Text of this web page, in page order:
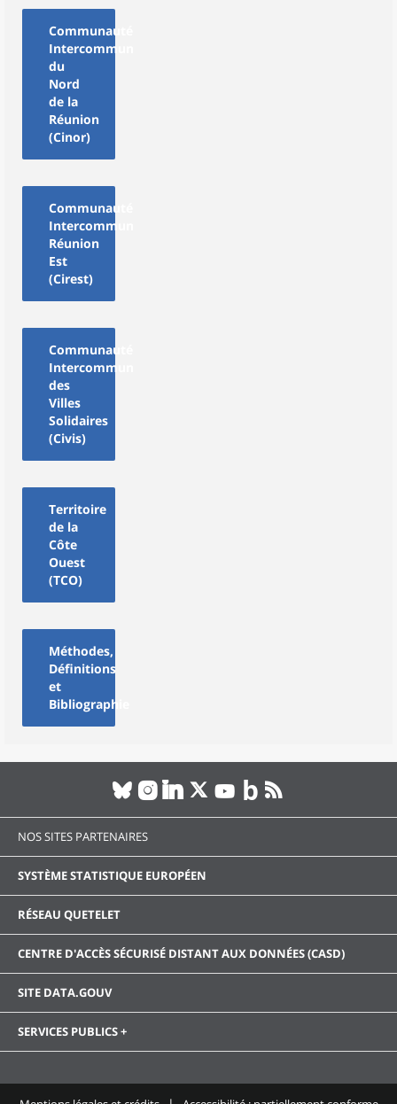
Communauté
Intercommunale
du
Nord
de la
Réunion
(Cinor)
Communauté
Intercommunale
Réunion
Est
(Cirest)
Communauté
Intercommunale
des
Villes
Solidaires
(Civis)
Territoire
de la
Côte
Ouest
(TCO)
Méthodes,
Définitions
et
Bibliographie
NOS SITES PARTENAIRES
SYSTÈME STATISTIQUE EUROPÉEN
RÉSEAU QUETELET
CENTRE D'ACCÈS SÉCURISÉ DISTANT AUX DONNÉES (CASD)
SITE DATA.GOUV
SERVICES PUBLICS +